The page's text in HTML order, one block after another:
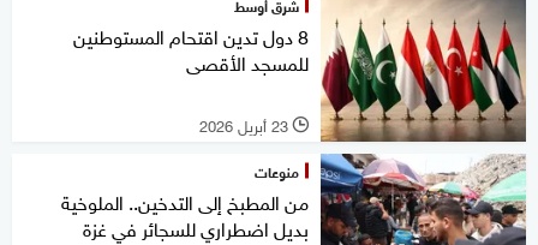
8 دول تدين اقتحام المستوطنين
للمسجد الأقصى
l 23 أبريل 2026
منوعات
من المطبخ إلى التدخين.. الملوخية
بديل اضطراري للسجائر في غزة